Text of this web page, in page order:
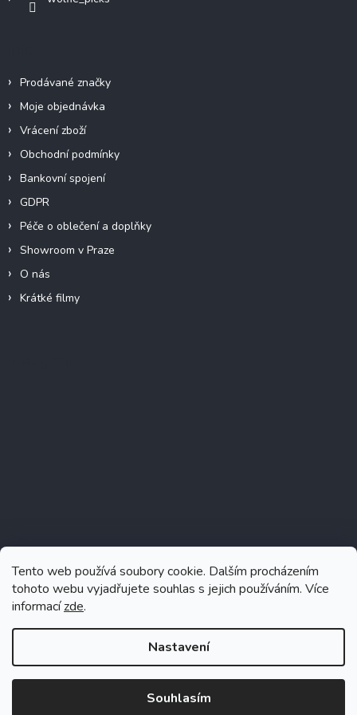
Tento web používá soubory cookie. Dalším procházením
tohoto webu vyjadřujete souhlas s jejich používáním. Více
informacízde.
Nastavení
Souhlasím
Prodávané značky
Moje objednávka
Vrácení zboží
Obchodní podmínky
Bankovní spojení
GDPR
Péče o oblečení a doplňky
Showroom v Praze
O nás
Krátké filmy
Sledovat na Instagramu
Vytvořil Shoptet